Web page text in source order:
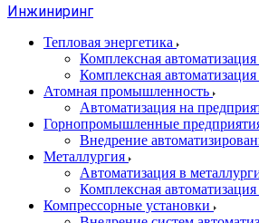
Инжиниринг
Тепловая энергетика
Комплексная
Комплексная автоматизация
Атомная промышленность
Автоматизация на
Горнопромышленные
Внедрение
Металлургия
Автоматизация в
Комплексная
Компрессорные установки